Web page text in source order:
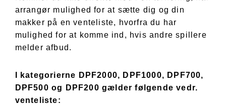
arrangør mulighed for at sætte dig og din
makker på en venteliste, hvorfra du har
mulighed for at komme ind, hvis andre spillere
melder afbud.
I kategorierne DPF2000, DPF1000, DPF700,
DPF500 og DPF200 gælder følgende vedr.
venteliste: